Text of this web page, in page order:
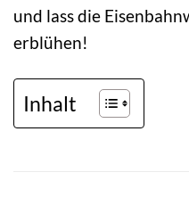
und lass die
erblühen!
Inhalt